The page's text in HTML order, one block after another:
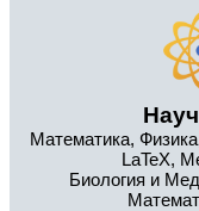
Математика,
LaTeX,
Биология и